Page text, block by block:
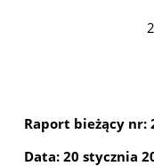
Raport bieżący nr:
Data: 20 stycznia